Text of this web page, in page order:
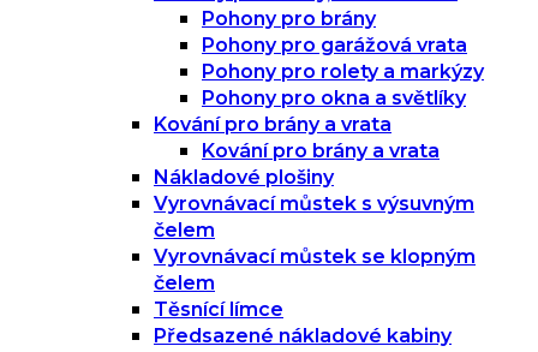
Pohony pro brány
Pohony pro garážová vrata
Pohony pro rolety a markýzy
Pohony pro okna a světlíky
Kování pro brány a vrata
Kování pro brány a vrata
Nákladové plošiny
Vyrovnávací můstek s výsuvným
čelem
Vyrovnávací můstek se klopným
čelem
Těsnící límce
Předsazené nákladové kabiny